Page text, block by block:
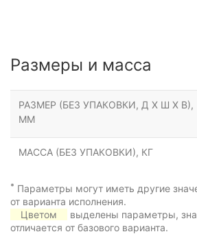
Размеры и масса
РАЗМЕР (БЕЗ УПАКОВКИ, Д Х Ш Х В),
ММ
МАССА (БЕЗ УПАКОВКИ), КГ
* Параметры могут иметь другие
от варианта исполнения.
Цветом
выделены параметры,
отличается от базового варианта.